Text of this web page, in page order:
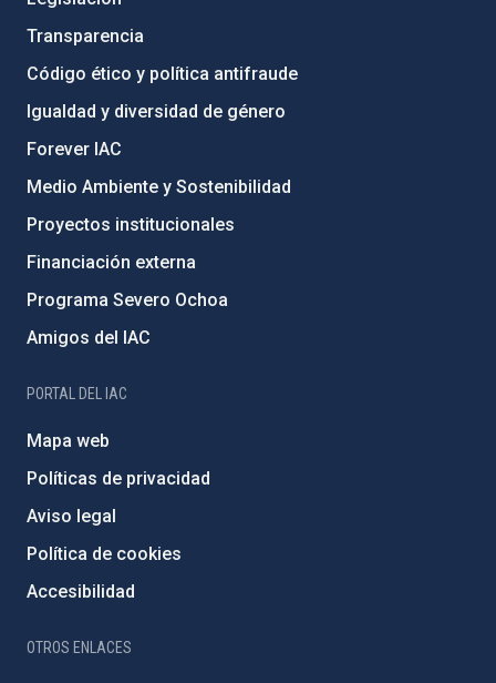
Transparencia
Código ético y política antifraude
Igualdad y diversidad de género
Forever IAC
Medio Ambiente y Sostenibilidad
Proyectos institucionales
Financiación externa
Programa Severo Ochoa
Amigos del IAC
PORTAL DEL IAC
Mapa web
Políticas de privacidad
Aviso legal
Política de cookies
Accesibilidad
OTROS ENLACES